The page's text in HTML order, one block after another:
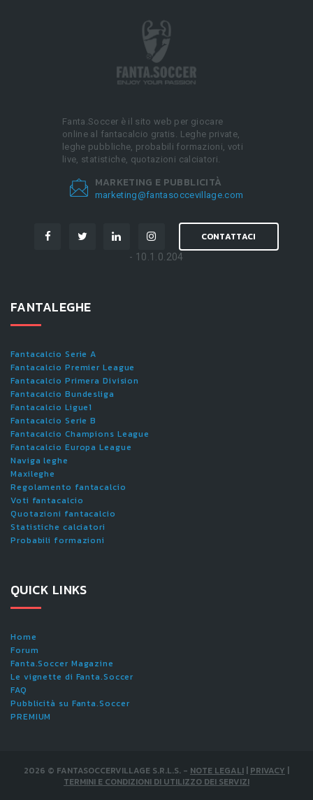
Fanta.Soccer è il sito web per giocare
online al fantacalcio gratis. Leghe private,
leghe pubbliche, probabili formazioni, voti
live, statistiche, quotazioni calciatori.
MARKETING E PUBBLICITÀ
marketing@fantasoccevillage.com
CONTATTACI
- 10.1.0.204
FANTALEGHE
Fantacalcio Serie A
Fantacalcio Premier League
Fantacalcio Primera Division
Fantacalcio Bundesliga
Fantacalcio Ligue1
Fantacalcio Serie B
Fantacalcio Champions League
Fantacalcio Europa League
Naviga leghe
Maxileghe
Regolamento fantacalcio
Voti fantacalcio
Quotazioni fantacalcio
Statistiche calciatori
Probabili formazioni
QUICK LINKS
Home
Forum
Fanta.Soccer Magazine
Le vignette di Fanta.Soccer
FAQ
Pubblicità su Fanta.Soccer
PREMIUM
2026 © FANTASOCCERVILLAGE S.R.L.S. - NOTE LEGALI | PRIVACY |
TERMINI E CONDIZIONI DI UTILIZZO DEI SERVIZI